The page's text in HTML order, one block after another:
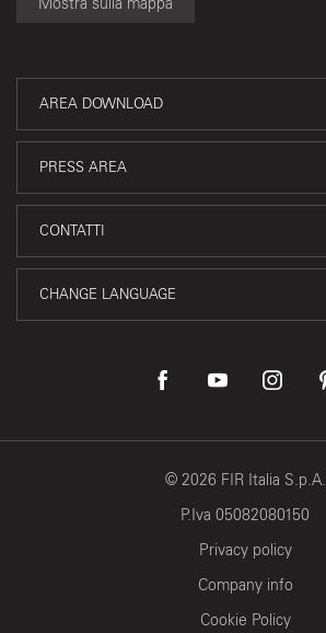
Mostra sulla mappa
AREA DOWNLOAD
PRESS AREA
CONTATTI
CHANGE LANGUAGE
© 2026 FIR Italia S.p.A.
P.Iva 05082080150
Privacy policy
Company info
Cookie Policy